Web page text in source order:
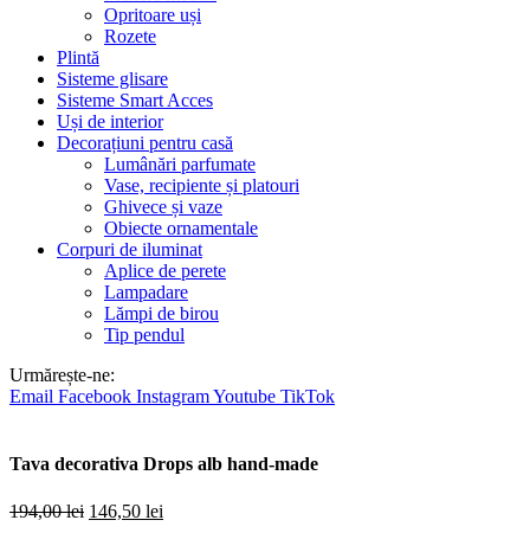
Opritoare uși
Rozete
Plintă
Sisteme glisare
Sisteme Smart Acces
Uși de interior
Decorațiuni pentru casă
Lumânări parfumate
Vase, recipiente și platouri
Ghivece și vaze
Obiecte ornamentale
Corpuri de iluminat
Aplice de perete
Lampadare
Lămpi de birou
Tip pendul
Urmărește-ne:
Email Facebook InstagramYoutube TikTok
Tava decorativa Drops alb hand-made
194,00lei Prețul
146,50 lei